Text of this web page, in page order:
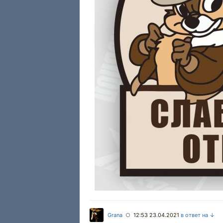
Grana ○ 12:53 23.04.2021 в ответ на ↓